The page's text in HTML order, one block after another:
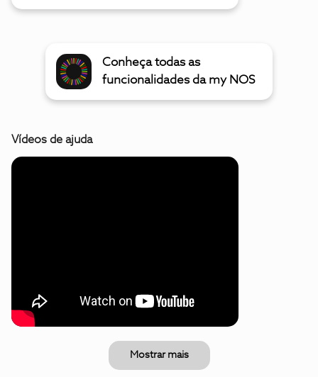
Conheça todas as
funcionalidades da my NOS
Vídeos de ajuda
Mostrar mais